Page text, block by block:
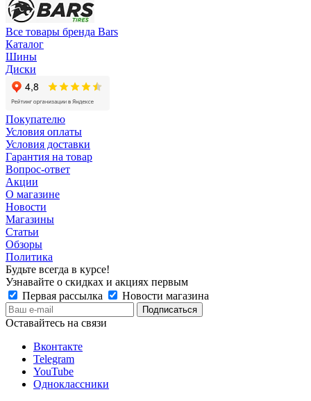
Все товары бренда Bars
Каталог
Шины
Диски
Покупателю
Условия оплаты
Условия доставки
Гарантия на товар
Вопрос-ответ
Акции
О магазине
Новости
Магазины
Статьи
Обзоры
Политика
Будьте всегда в курсе!
Узнавайте о скидках и акциях первым
Первая рассылка
Новости магазина
Оставайтесь на связи
Вконтакте
Telegram
YouTube
Одноклассники